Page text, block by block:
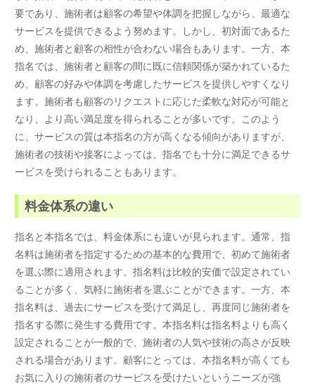
要であり、施術者は顧客の希望や体調を把握しながら、最適な
サービスを提供できるよう努めます。しかし、初対面であるた
め、施術者と顧客の相性が合わない場合もあります。一方、本
指名では、施術者と顧客の間に既に信頼関係が築かれているた
め、顧客の好みや体調を考慮したサービスを提供しやすくなり
ます。施術者も顧客のリクエストに応じた柔軟な対応が可能と
なり、より高い満足度を得られることが多いです。このよう
に、サービスの質は本指名の方が高くなる傾向がありますが、
施術者の技術や接客によっては、指名でも十分に満足できるサ
ービスを受けられることもあります。
料金体系の違い
指名と本指名では、料金体系にも違いが見られます。通常、指
名料は施術者を指定するための基本的な費用で、初めて施術者
を選ぶ際に適用されます。指名料は比較的安価で設定されてい
ることが多く、気軽に施術者を選ぶことができます。一方、本
指名料は、過去にサービスを受けて満足し、再度同じ施術者を
指名する際に発生する費用です。本指名料は指名料よりも高く
設定されることが一般的で、施術者の人気や技術の高さが反映
される場合があります。顧客にとっては、本指名料が高くても
お気に入りの施術者のサービスを受けたいというニーズが強